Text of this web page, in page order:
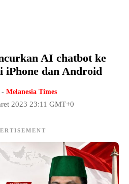
AI chatbot ke
iPhone dan Android
- Melanesia Times
2023 23:11 GMT+0